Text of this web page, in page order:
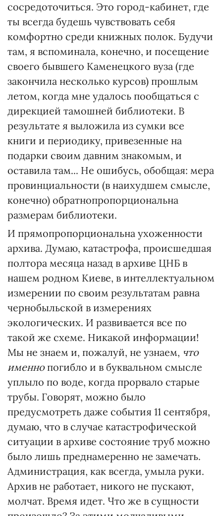
сосредоточиться. Это город-кабинет, где
ты всегда будешь чувствовать себя
комфортно среди книжных полок. Будучи
там, я вспоминала, конечно, и посещение
своего бывшего Каменецкого вуза (где
закончила несколько курсов) прошлым
летом, когда мне удалось пообщаться с
дирекцией тамошней библиотеки. В
результате я выложила из сумки все
книги и периодику, привезенные на
подарки своим давним знакомым, и
оставила там... Не ошибусь, обобщая: мера
провинциальности (в наихудшем смысле,
конечно) обратнопропорциональна
размерам библиотеки.
И прямопропорциональна ухоженности
архива. Думаю, катастрофа, происшедшая
полтора месяца назад в архиве ЦНБ в
нашем родном Киеве, в интеллектуальном
измерении по своим результатам равна
чернобыльской в измерениях
экологических. И развивается все по
такой же схеме. Никакой информации!
Мы не знаем и, пожалуй, не узнаем, что
именнопогибло и в буквальном смысле
уплыло по воде, когда прорвало старые
трубы. Говорят, можно было
предусмотреть даже события 11 сентября,
думаю, что в случае катастрофической
ситуации в архиве состояние труб можно
было лишь преднамеренно не замечать.
Администрация, как всегда, умыла руки.
Архив не работает, никого не пускают,
молчат. Время идет. Что же в сущности